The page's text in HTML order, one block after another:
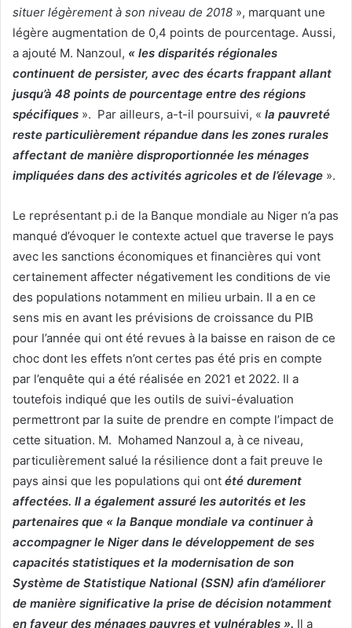
situer légèrement à son niveau de 2018 », marquant une
légère augmentation de 0,4 points de pourcentage. Aussi,
a ajouté M. Nanzoul, « les disparités régionales
continuent de persister, avec des écarts frappant allant
jusqu’à 48 points de pourcentage entre des régions
spécifiques ». Par ailleurs, a-t-il poursuivi, « la pauvreté
reste particulièrement répandue dans les zones rurales
affectant de manière disproportionnée les ménages
impliquées dans des activités agricoles et de l’élevage ».
Le représentant p.i de la Banque mondiale au Niger n’a pas
manqué d’évoquer le contexte actuel que traverse le pays
avec les sanctions économiques et financières qui vont
certainement affecter négativement les conditions de vie
des populations notamment en milieu urbain. Il a en ce
sens mis en avant les prévisions de croissance du PIB
pour l’année qui ont été revues à la baisse en raison de ce
choc dont les effets n’ont certes pas été pris en compte
par l’enquête qui a été réalisée en 2021 et 2022. Il a
toutefois indiqué que les outils de suivi-évaluation
permettront par la suite de prendre en compte l’impact de
cette situation. M. Mohamed Nanzoul a, à ce niveau,
particulièrement salué la résilience dont a fait preuve le
pays ainsi que les populations qui ont été durement
affectées. Il a également assuré les autorités et les
partenaires que « la Banque mondiale va continuer à
accompagner le Niger dans le développement de ses
capacités statistiques et la modernisation de son
Système de Statistique National (SSN) afin d’améliorer
de manière significative la prise de décision notamment
en faveur des ménages pauvres et vulnérables ». Il a